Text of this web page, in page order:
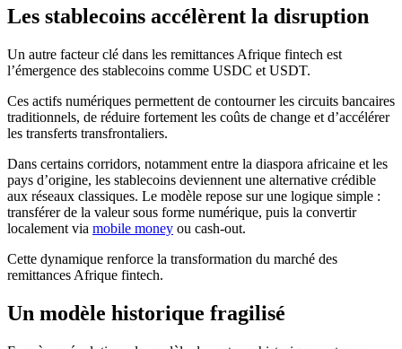
Les stablecoins accélèrent la disruption
Un autre facteur clé dans les remittances Afrique fintech est
l’émergence des stablecoins comme USDC et USDT.
Ces actifs numériques permettent de contourner les circuits bancaires
traditionnels, de réduire fortement les coûts de change et d’accélérer
les transferts transfrontaliers.
Dans certains corridors, notamment entre la diaspora africaine et les
pays d’origine, les stablecoins deviennent une alternative crédible
aux réseaux classiques. Le modèle repose sur une logique simple :
transférer de la valeur sous forme numérique, puis la convertir
localement via mobile money ou cash-out.
Cette dynamique renforce la transformation du marché des
remittances Afrique fintech.
Un modèle historique fragilisé